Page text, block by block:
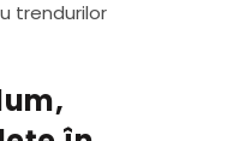
trendurilor